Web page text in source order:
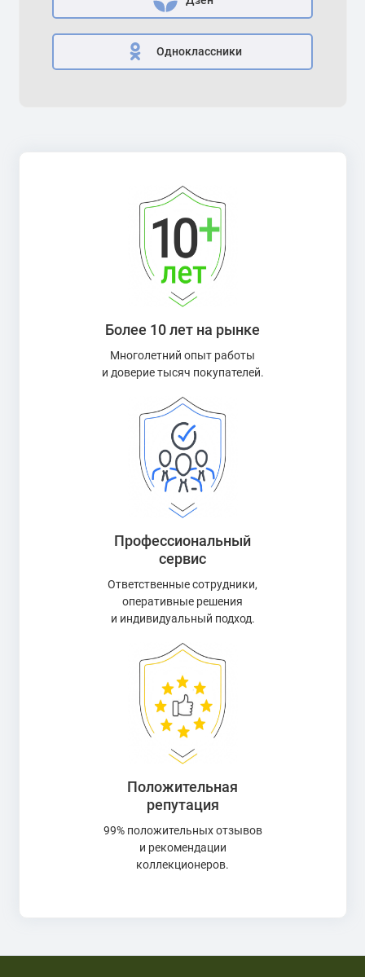
Одноклассники
Более 10 лет на рынке
Многолетний опыт работы
и доверие тысяч покупателей.
Профессиональный
сервис
Ответственные сотрудники,
оперативные решения
и индивидуальный подход.
Положительная
репутация
99% положительных отзывов
и рекомендации
коллекционеров.